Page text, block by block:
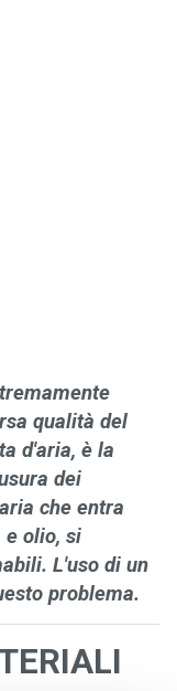
qualità del
d'aria, è la
dei
che entra
e olio, si
L'uso di un
problema.